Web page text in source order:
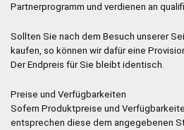
Partnerprogramm und verdienen an
Sollten Sie nach dem Besuch unserer
kaufen, so können wir dafür eine
Der Endpreis für Sie bleibt identisch.
Preise und Verfügbarkeiten
Sofern Produktpreise und
entsprechen diese dem angegebenen